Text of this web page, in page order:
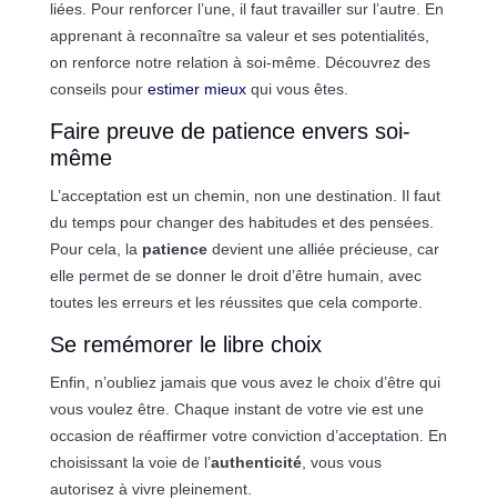
liées. Pour renforcer l’une, il faut travailler sur l’autre. En
apprenant à reconnaître sa valeur et ses potentialités,
on renforce notre relation à soi-même. Découvrez des
conseils pour estimer mieuxqui vous êtes.
Faire preuve de patience envers soi-
même
L’acceptation est un chemin, non une destination. Il faut
du temps pour changer des habitudes et des pensées.
Pour cela, la patiencedevient une alliée précieuse, car
elle permet de se donner le droit d’être humain, avec
toutes les erreurs et les réussites que cela comporte.
Se remémorer le libre choix
Enfin, n’oubliez jamais que vous avez le choix d’être qui
vous voulez être. Chaque instant de votre vie est une
occasion de réaffirmer votre conviction d’acceptation. En
choisissant la voie de l’authenticité, vous vous
autorisez à vivre pleinement.